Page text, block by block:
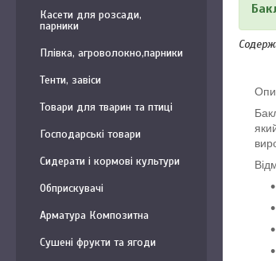
Касети для розсади,
парники
Плівка, агроволокно,парники
Тенти, завіси
Товари для тварин та птиці
Господарські товари
Сидерати і кормові культури
Обприскувачі
Арматура Композитна
Сушені фрукти та ягоди